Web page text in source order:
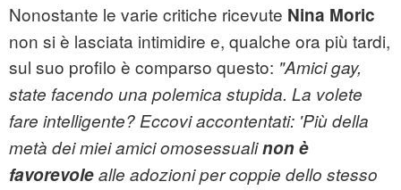
Nonostante le varie critiche ricevute Nina Moric
non si è lasciata intimidire e, qualche ora più tardi,
sul suo profilo è comparso questo: "Amici gay,
state facendo una polemica stupida. La volete
fare intelligente? Eccovi accontentati: 'Più della
metà dei miei amiciomosessualinon è
favorevolealle adozioni per coppie dello stesso